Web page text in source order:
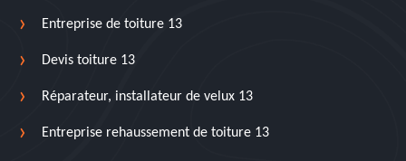
Entreprise de toiture 13
Devis toiture 13
Réparateur, installateur de velux 13
Entreprise rehaussement de toiture 13